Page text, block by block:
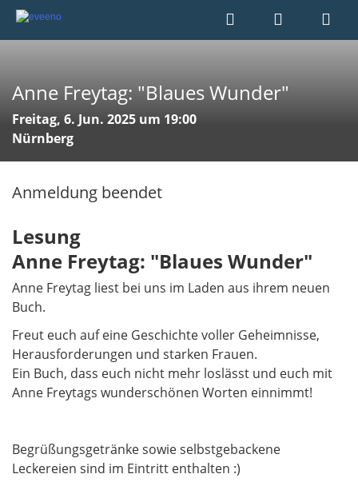
Anne Freytag: "Blaues Wunder"
Freitag, 6. Jun. 2025 um 19:00
Nürnberg
Anmeldung beendet
Lesung
Anne Freytag: "Blaues Wunder"
Anne Freytag liest bei uns im Laden aus ihrem neuen
Buch.
Freut euch auf eine Geschichte voller Geheimnisse,
Herausforderungen und starken Frauen.
Ein Buch, dass euch nicht mehr loslässt und euch mit
Anne Freytags wunderschönen Worten einnimmt!
Begrüßungsgetränke sowie selbstgebackene
Leckereien sind im Eintritt enthalten :)